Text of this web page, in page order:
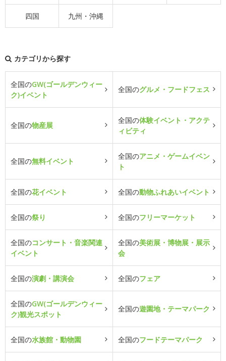
四国 九州・沖縄
カテゴリから探す
全国のGW(ゴールデンウィー
ク)イベント
全国のグルメ・フードフェス
全国の物産展
全国の体験イベント・アクテ
ィビティ
全国の無料イベント
全国のアニメ・ゲームイベン
ト
全国の花イベント 全国の動物ふれあいイベント
全国の祭り 全国のフリーマーケット
全国のコンサート・音楽関連
イベント
全国の美術展・博物展・展示
会
全国の演劇・講演会 全国のフェア
全国のGW(ゴールデンウィー
ク)観光スポット
全国の遊園地・テーマパーク
全国の水族館・動物園 全国のフードテーマパーク